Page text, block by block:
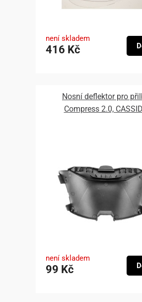
není skladem
416 Kč
Nosní deflektor pro
Compress 2.0,
není skladem
99 Kč